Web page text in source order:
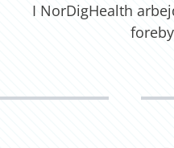
I NorDigHealth